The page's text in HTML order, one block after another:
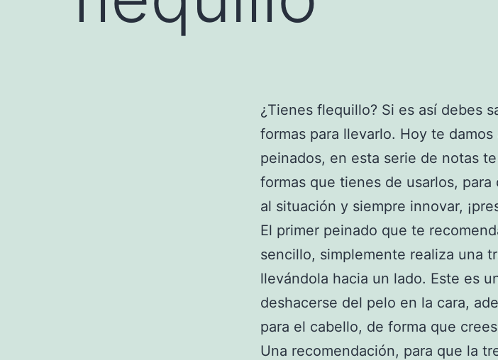
¿Tienes flequillo? Si es así debes
formas para llevarlo. Hoy te damos
peinados, en esta serie de notas
formas que tienes de usarlos,
al situación y siempre innovar,
El primer peinado que te
sencillo, simplemente realiza una
llevándola hacia un lado. Este es
deshacerse del pelo en la cara,
para el cabello, de forma que
Una recomendación, para que la